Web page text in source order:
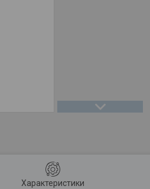
Характеристики